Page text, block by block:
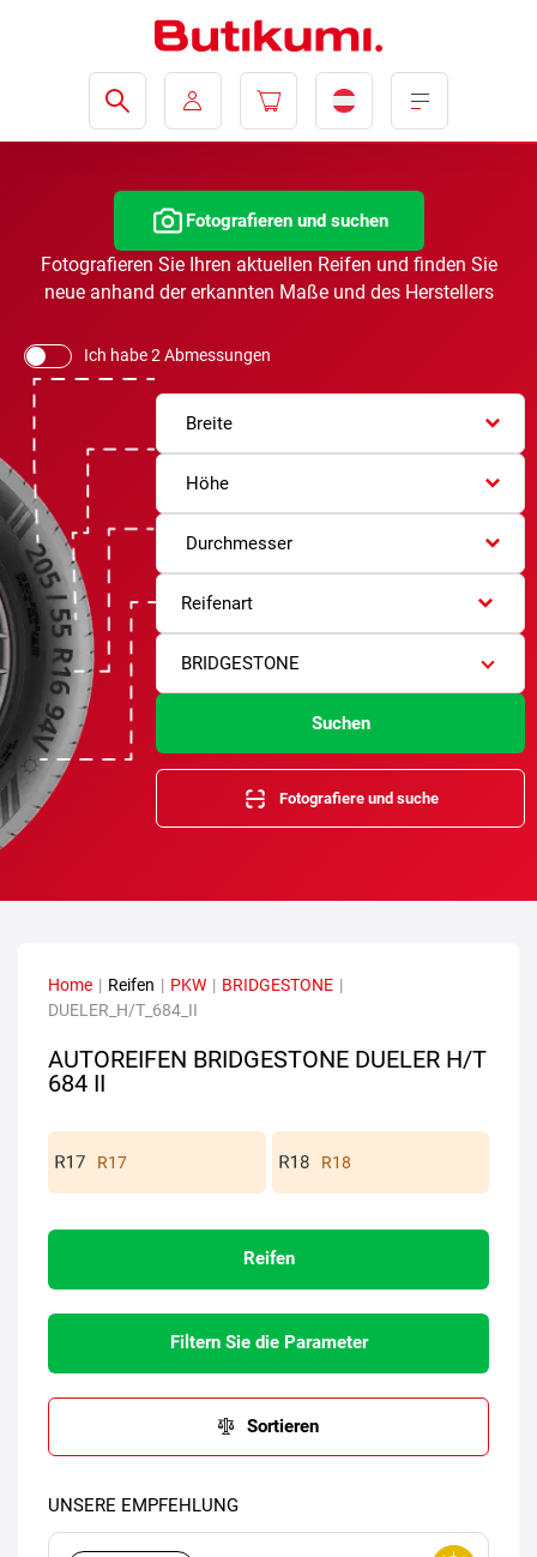
Fotografieren und suchen
Fotografieren Sie Ihren aktuellen Reifen und finden Sie
neue anhand der erkannten Maße und des Herstellers
Ich habe 2 Abmessungen
Breite
Höhe
Durchmesser
Reifenart
BRIDGESTONE
Suchen
Fotografiere und suche
Home | Reifen | PKW | BRIDGESTONE |
DUELER_H/T_684_II
AUTOREIFEN BRIDGESTONE DUELER H/T
684 II
R17 R18
Reifen
Filtern Sie die Parameter
Sortieren
UNSERE EMPFEHLUNG